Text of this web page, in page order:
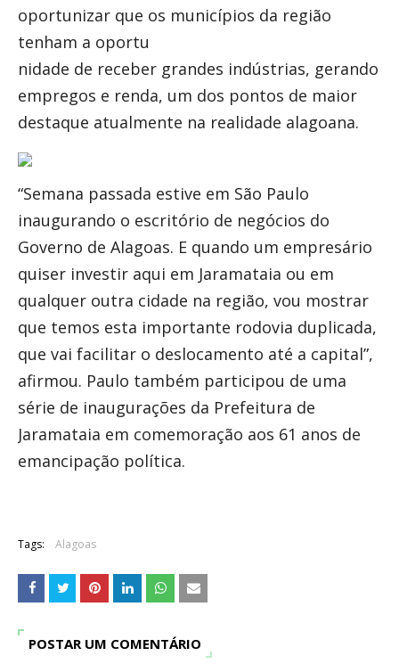
oportunizar que os municípios da região
tenham a oportu
nidade de receber grandes indústrias, gerando
empregos e renda, um dos pontos de maior
destaque atualmente na realidade alagoana.
“Semana passada estive em São Paulo
inaugurando o escritório de negócios do
Governo de Alagoas. E quando um empresário
quiser investir aqui em Jaramataia ou em
qualquer outra cidade na região, vou mostrar
que temos esta importante rodovia duplicada,
que vai facilitar o deslocamento até a capital”,
afirmou. Paulo também participou de uma
série de inaugurações da Prefeitura de
Jaramataia em comemoração aos 61 anos de
emancipação política.
Tags: Alagoas
POSTAR UM COMENTÁRIO